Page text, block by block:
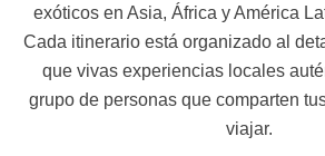
exóticos en Asia, África y América
Cada itinerario está organizado al
que vivas experiencias locales
grupo de personas que comparten
viajar.